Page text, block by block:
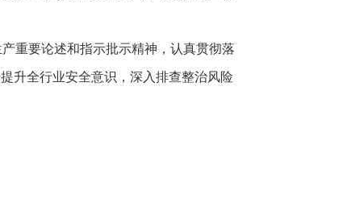
重要论述和指示批示精神，认真贯彻落
升全行业安全意识，深入排查整治风险